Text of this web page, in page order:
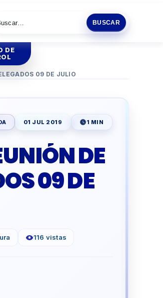
BUSCAR
DE
09 DE JULIO
01 JUL 2019 1 MIN
DE
09 DE
116 vistas